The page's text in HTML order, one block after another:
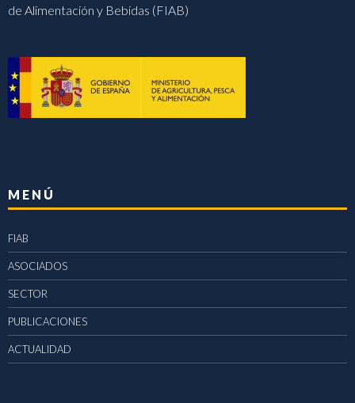
de Alimentación y Bebidas (FIAB)
MENÚ
FIAB
ASOCIADOS
SECTOR
PUBLICACIONES
ACTUALIDAD